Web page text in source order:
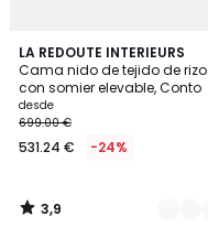
LA REDOUTE INTERIEURS
Cama nido de tejido de rizo
con somier elevable, Conto
desde
699.00 €
531.24 € -24%
3,9
/ 5
2
Colores
3,9
/